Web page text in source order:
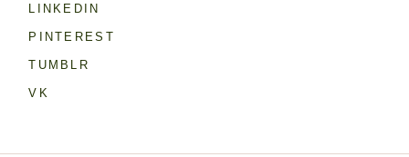
LINKEDIN
PINTEREST
TUMBLR
VK